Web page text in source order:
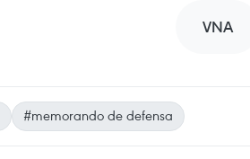
VNA
#memorando de defensa